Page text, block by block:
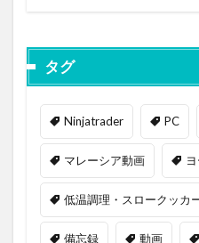
タグ
Ninjatrader PC
マレーシア動画
低温調理・スロークッカ
備忘録 動画